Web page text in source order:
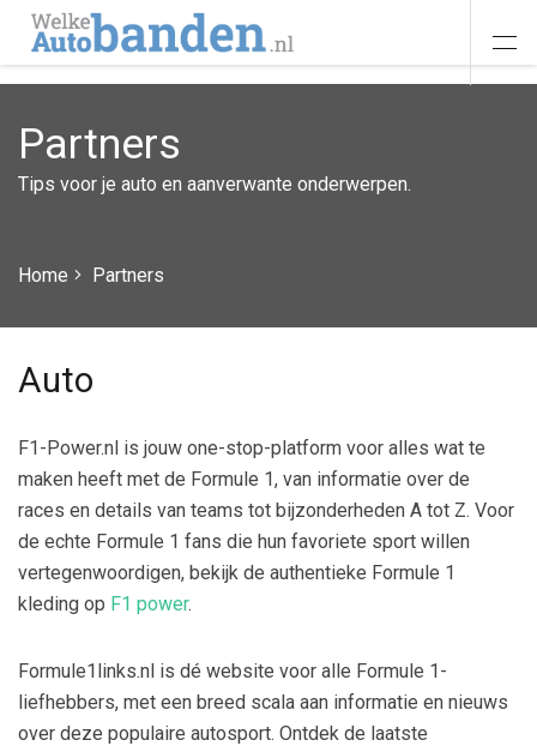
Partners
Tips voor je auto en aanverwante onderwerpen.
Home Partners
Auto
F1-Power.nl is jouw one-stop-platform voor alles wat te
maken heeft met de Formule 1, van informatie over de
races en details van teams tot bijzonderheden A tot Z. Voor
de echte Formule 1 fans die hun favoriete sport willen
vertegenwoordigen, bekijk de authentieke Formule 1
kleding op F1 power.
Formule1links.nl is dé website voor alle Formule 1-
liefhebbers, met een breed scala aan informatie en nieuws
over deze populaire autosport. Ontdek de laatste